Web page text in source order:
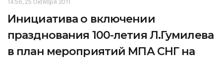
14:56, 25 Октября 2011
Инициатива о включении
празднования 100-летия Л.Гумилева
в план мероприятий МПА СНГ на